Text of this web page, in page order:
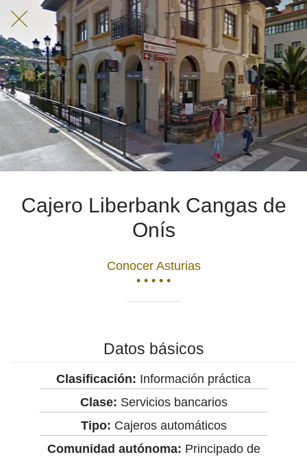
Cajero Liberbank Cangas de
Onís
Conocer Asturias
• • • • •
Datos básicos
Clasificación: Información práctica
Clase: Servicios bancarios
Tipo: Cajeros automáticos
Comunidad autónoma: Principado de